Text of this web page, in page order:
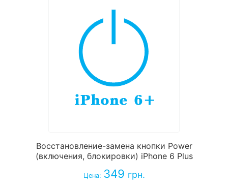
Восстановление-замена кнопки Power
(включения, блокировки) iPhone 6 Plus
Цена: 349 грн.